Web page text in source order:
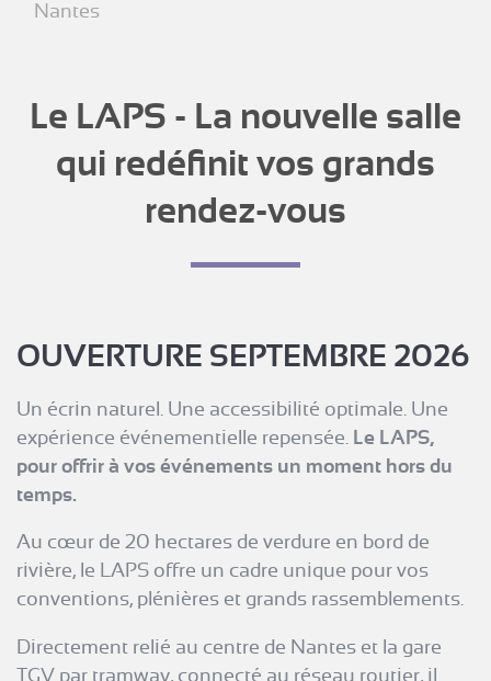
Nantes
Le LAPS - La nouvelle salle
qui redéfinit vos grands
rendez-vous
OUVERTURE SEPTEMBRE 2026
Un écrin naturel. Une accessibilité optimale. Une
expérience événementielle repensée. Le LAPS,
pour offrir à vos événements un moment hors du
temps.
Au cœur de 20 hectares de verdure en bord de
rivière, le LAPS offre un cadre unique pour vos
conventions, plénières et grands rassemblements.
Directement relié au centre de Nantes et la gare
TGV par tramway, connecté au réseau routier, il